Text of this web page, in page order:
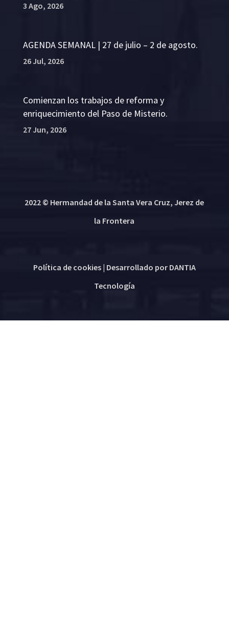
3 Ago, 2026
AGENDA SEMANAL | 27 de julio – 2 de agosto.
26 Jul, 2026
Comienzan los trabajos de reforma y
enriquecimiento del Paso de Misterio.
27 Jun, 2026
2022 © Hermandad de la Santa Vera Cruz, Jerez de
la Frontera
Política de cookies| Desarrollado por DANTIA
Tecnología